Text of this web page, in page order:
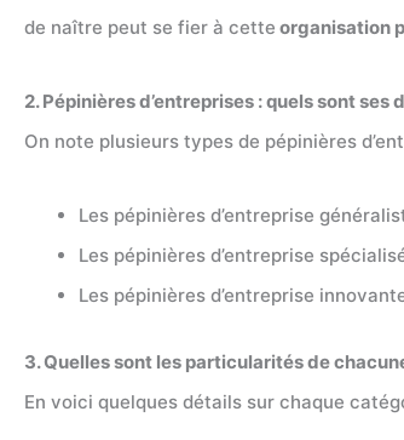
de naître peut se fier à cette organisation
2. Pépinières d’entreprises : quels sont ses
On note plusieurs types de pépinières
Les pépinières d’entreprise
Les pépinières d’entreprise
Les pépinières d’entreprise
3. Quelles sont les particularités de
En voici quelques détails sur chaque